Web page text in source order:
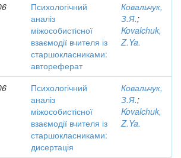
Психологічний
аналіз
міжособистісної
взаємодії вчителя із
старшокласниками:
автореферат
Ковальчук,
З.Я.;
Kovalchuk,
Z.Ya.
Психологічний
аналіз
міжособистісної
взаємодії вчителя із
старшокласниками:
дисертація
Ковальчук,
З.Я.;
Kovalchuk,
Z.Ya.